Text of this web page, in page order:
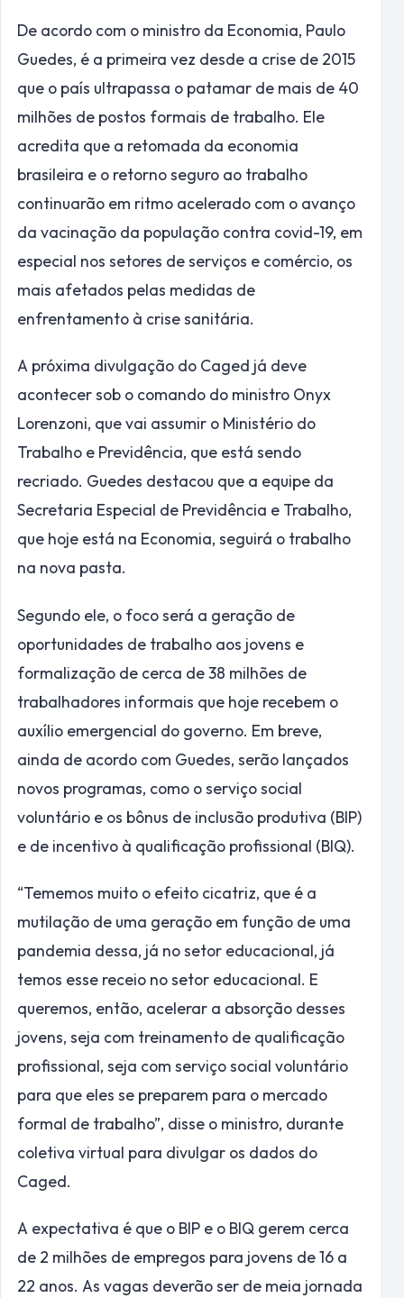
De acordo com o ministro da Economia, Paulo
Guedes, é a primeira vez desde a crise de 2015
que o país ultrapassa o patamar de mais de 40
milhões de postos formais de trabalho. Ele
acredita que a retomada da economia
brasileira e o retorno seguro ao trabalho
continuarão em ritmo acelerado com o avanço
da vacinação da população contra covid-19, em
especial nos setores de serviços e comércio, os
mais afetados pelas medidas de
enfrentamento à crise sanitária.
A próxima divulgação do Caged já deve
acontecer sob o comando do ministro Onyx
Lorenzoni, que vai assumir o Ministério do
Trabalho e Previdência, que está sendo
recriado. Guedes destacou que a equipe da
Secretaria Especial de Previdência e Trabalho,
que hoje está na Economia, seguirá o trabalho
na nova pasta.
Segundo ele, o foco será a geração de
oportunidades de trabalho aos jovens e
formalização de cerca de 38 milhões de
trabalhadores informais que hoje recebem o
auxílio emergencial do governo. Em breve,
ainda de acordo com Guedes, serão lançados
novos programas, como o serviço social
voluntário e os bônus de inclusão produtiva (BIP)
e de incentivo à qualificação profissional (BIQ).
“Tememos muito o efeito cicatriz, que é a
mutilação de uma geração em função de uma
pandemia dessa, já no setor educacional, já
temos esse receio no setor educacional. E
queremos, então, acelerar a absorção desses
jovens, seja com treinamento de qualificação
profissional, seja com serviço social voluntário
para que eles se preparem para o mercado
formal de trabalho”, disse o ministro, durante
coletiva virtual para divulgar os dados do
Caged.
A expectativa é que o BIP e o BIQ gerem cerca
de 2 milhões de empregos para jovens de 16 a
22 anos. As vagas deverão ser de meia jornada